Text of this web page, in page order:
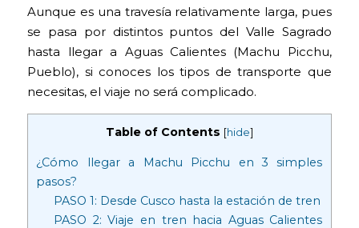
Aunque es una travesía relativamente larga, pues
se pasa por distintos puntos del Valle Sagrado
hasta llegar a Aguas Calientes (Machu Picchu,
Pueblo), si conoces los tipos de transporte que
necesitas, el viaje no será complicado.
Table of Contents [hide]
¿Cómo llegar a Machu Picchu en 3 simples
pasos?
PASO 1: Desde Cusco hasta la estación de tren
PASO 2: Viaje en tren hacia Aguas Calientes